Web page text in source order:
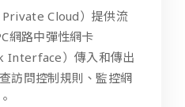
Cloud）提供流
網路中彈性網卡
Interface）傳入和傳出
訪問控制規則、監控網